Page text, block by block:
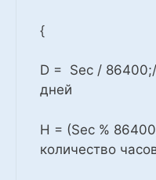
{
D = Sec /
дней
H = (Sec %
количество